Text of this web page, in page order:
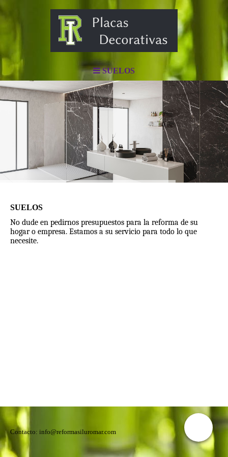
SUELOS
SUELOS
No dude en pedirnos presupuestos para la reforma de su
hogar o empresa. Estamos a su servicio para todo lo que
necesite.
Contacto: info@reformasiluromar.com